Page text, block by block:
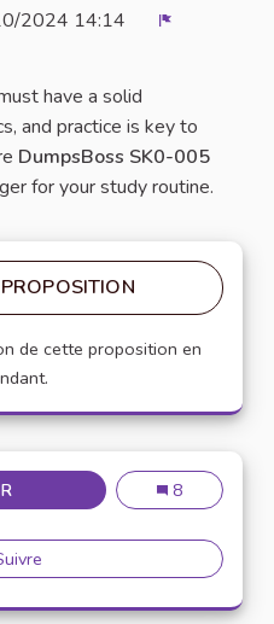
2024 14:14
have a solid
and practice is key to
DumpsBoss SK0-005
for your study routine.
de cette proposition en
ACE YOUR COMPTIAAce Your
8
Ace Your CompTIA Server+